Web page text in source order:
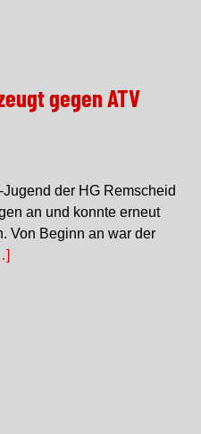
gegen ATV
der HG Remscheid
an und konnte erneut
Von Beginn an war der